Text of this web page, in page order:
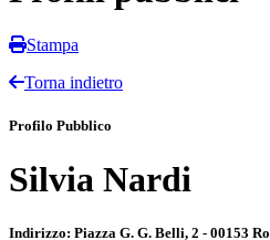
Stampa
Torna indietro
Profilo Pubblico
Silvia Nardi
Indirizzo: Piazza G. G. Belli, 2 - 00153